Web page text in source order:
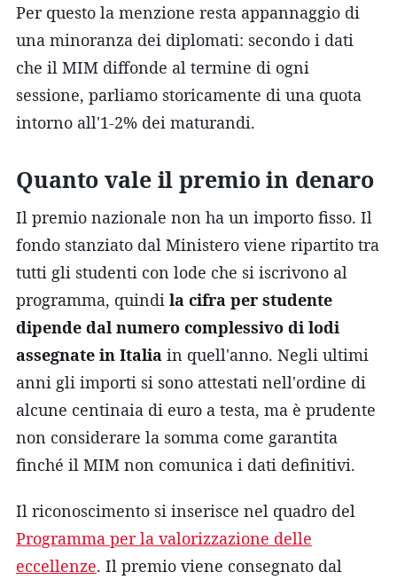
Per questo la menzione resta appannaggio di
una minoranza dei diplomati: secondo i dati
che il MIM diffonde al termine di ogni
sessione, parliamo storicamente di una quota
intorno all'1-2% dei maturandi.
Quanto vale il premio in denaro
Il premio nazionale non ha un importo fisso. Il
fondo stanziato dal Ministero viene ripartito tra
tutti gli studenti con lode che si iscrivono al
programma, quindi la cifra per studente
dipende dal numero complessivo di lodi
assegnate in Italia in quell'anno. Negli ultimi
anni gli importi si sono attestati nell'ordine di
alcune centinaia di euro a testa, ma è prudente
non considerare la somma come garantita
finché il MIM non comunica i dati definitivi.
Il riconoscimento si inserisce nel quadro del
Programma per la valorizzazione delle
eccellenze. Il premio viene consegnato dal